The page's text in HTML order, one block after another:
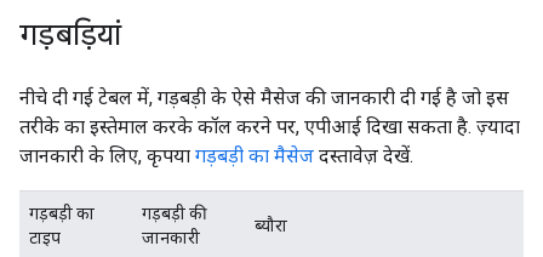
गड़बड़ियां
नीचे दी गई टेबल में, गड़बड़ी के ऐसे मैसेज की जानकारी दी गई है जो इस
तरीके का इस्तेमाल करके कॉल करने पर, एपीआई दिखा सकता है. ज़्यादा
जानकारी के लिए, कृपया गड़बड़ी का मैसेज दस्तावेज़ देखें.
गड़बड़ी का
टाइप
गड़बड़ी की
जानकारी
ब्यौरा